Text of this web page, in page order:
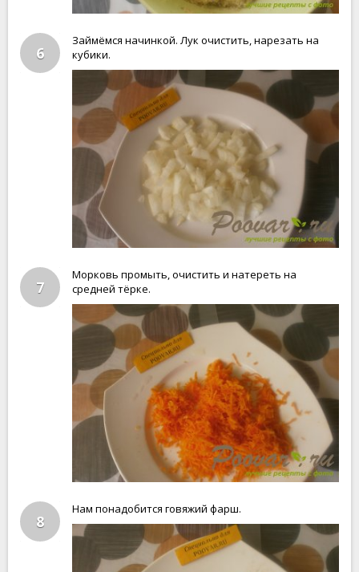
6
Займёмся начинкой. Лук очистить, нарезать на
кубики.
7
Морковь промыть, очистить и натереть на
средней тёрке.
8
Нам понадобится говяжий фарш.